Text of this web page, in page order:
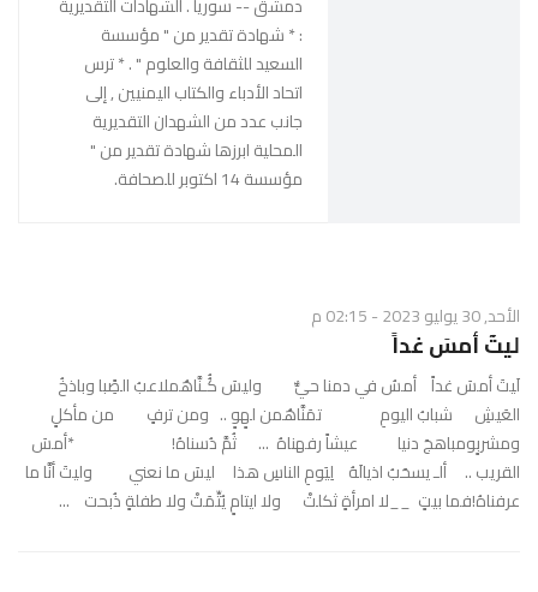
: * شهادة تقدير من " مؤسسة
السعيد للثقافة والعلوم " . * ترس
اتحاد الأدباء والكتاب اليمنيين , إلى
جانب عدد من الشهدان التقديرية
المحلية ابرزها شهادة تقدير من "
مؤسسة 14 اكتوبر للصحافة.
الأحد, 30 يوليو 2023 - 02:15 م
ليتٓ أمسَ غداً
لَيتَ أمسَ غداً أمسُ في دمنا حيٌّ وليسَ كُُـنَّاهُملاعبُ الصًِبا وباذخُ
العَيشِ شبابُ اليومِ تمَنَّاهُمن لهٍوٍ .. ومن ترفٍ من مأكلٍ
ومشربٍومباهجَ دنيا عيشاً رفهناهُ ... ثُمَّ دُسناهُ! *أمسَ
القريب .. ألـ يسحَبُ اذيالَهُ لِيَومِ الناسِ هذا ليسَ ما نعني وليتَ أنَّا ما
عرفناهُ!فما بيتٍ __لا امرأةٍ ثكلتْ ولا ايتامٍ يُتِّمَتْ ولا طفلةٍ ذُبحت ...